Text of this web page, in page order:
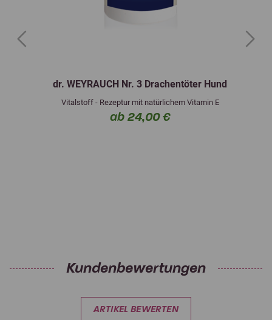
dr. WEYRAUCH Nr. 3 Drachentöter Hund
Vitalstoff - Rezeptur mit natürlichem Vitamin E
ab 24,00 €
Previous Next
Kundenbewertungen
ARTIKEL BEWERTEN